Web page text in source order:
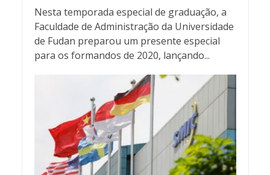
Nesta temporada especial de graduação, a
Faculdade de Administração da Universidade
de Fudan preparou um presente especial
para os formandos de 2020, lançando...